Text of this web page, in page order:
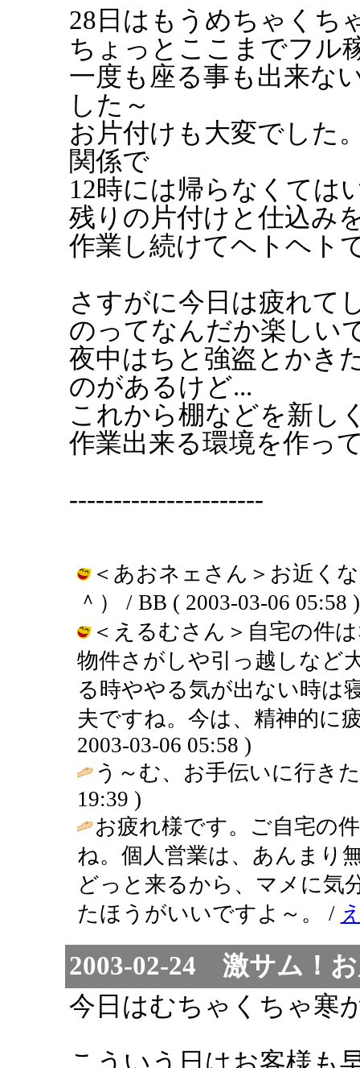
28日はもうめちゃくち
ちょっとここまでフル
一度も座る事も出来な
した～
お片付けも大変でした
関係で
12時には帰らなくては
残りの片付けと仕込み
作業し続けてヘトヘト
さすがに今日は疲れて
のってなんだか楽しい
夜中はちと強盗とかき
のがあるけど...
これから棚などを新し
作業出来る環境を作っ
----------------------
＜あおネェさん＞お近く
＾） / BB ( 2003-03-06 05:58 )
＜えるむさん＞自宅の件
物件さがしや引っ越しなど
る時ややる気が出ない時は
夫ですね。今は、精神的に
2003-03-06 05:58 )
う～む、お手伝いに行き
19:39 )
お疲れ様です。ご自宅の
ね。個人営業は、あんまり
どっと来るから、マメに気
たほうがいいですよ～。 /
2003-02-24 激サム！
今日はむちゃくちゃ寒